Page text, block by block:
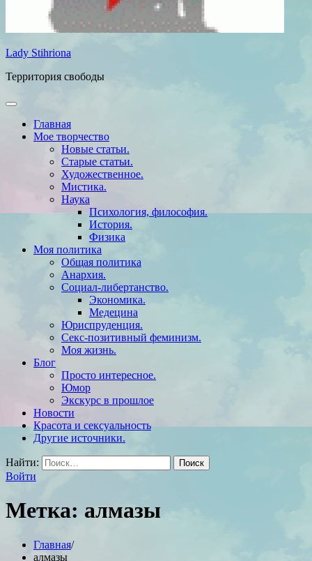
Lady Stihriona
Территория свободы
Главная
Мое творчество
Новые статьи.
Старые статьи.
Художественное.
Мистика.
Наука
Психология, философия.
История.
Физика
Моя политика
Общая политика
Анархия.
Социал-либертанство.
Экономика.
Медецина
Юриспруденция.
Секс-позитивный феминизм.
Моя жизнь.
Блог
Просто интересное.
Юмор
Экскурс в прошлое
Новости
Красота и сексуальность
Другие источники.
Найти:
Войти
Метка: алмазы
Главная
алмазы